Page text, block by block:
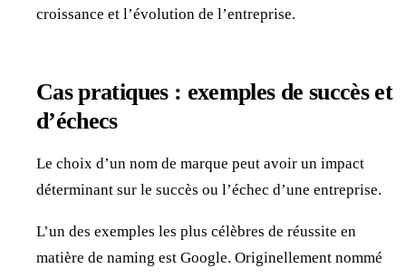
croissance et l’évolution de l’entreprise.
Cas pratiques : exemples de succès et
d’échecs
Le choix d’un nom de marque peut avoir un impact
déterminant sur le succès ou l’échec d’une entreprise.
L’un des exemples les plus célèbres de réussite en
matière de naming est Google. Originellement nommé